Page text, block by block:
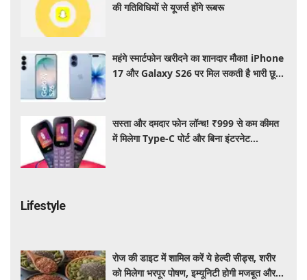
की गतिविधियों से यूजर्स होंगे रूबरू
महंगे स्मार्टफोन खरीदने का शानदार मौका! iPhone
17 और Galaxy S26 पर मिल सकती है भारी छूट,
सस्ता और दमदार फोन लॉन्च! ₹999 से कम कीमत
में मिलेगा Type-C पोर्ट और बिना इंटरनेट
Lifestyle
रोज की डाइट में शामिल करें ये हेल्दी सीड्स, शरीर
को मिलेगा भरपूर पोषण, इम्यूनिटी होगी मजबूत और